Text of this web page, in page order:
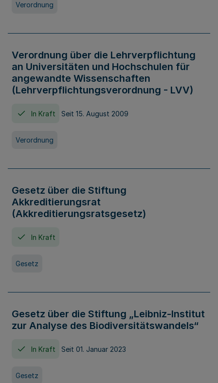
Verordnung
Verordnung über die Lehrverpflichtung
an Universitäten und Hochschulen für
angewandte Wissenschaften
(Lehrverpflichtungsverordnung - LVV)
In Kraft Seit 15. August 2009
Verordnung
Gesetz über die Stiftung
Akkreditierungsrat
(Akkreditierungsratsgesetz)
In Kraft
Gesetz
Gesetz über die Stiftung „Leibniz-Institut
zur Analyse des Biodiversitätswandels“
In Kraft Seit 01. Januar 2023
Gesetz